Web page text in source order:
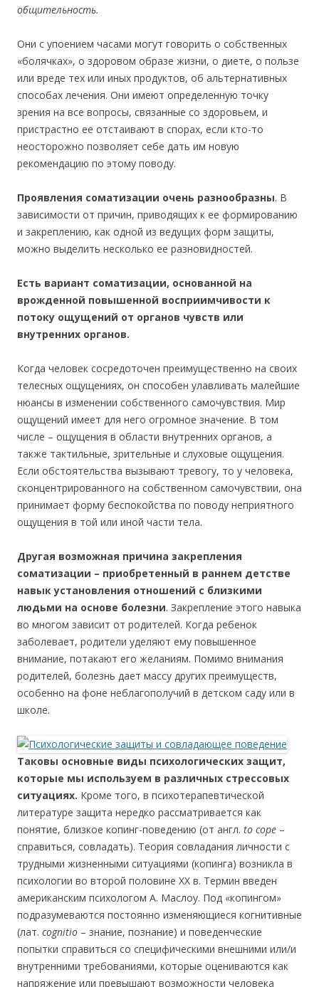
общительность.
Они с упоением часами могут говорить о собственных
«болячках», о здоровом образе жизни, о диете, о пользе
или вреде тех или иных продуктов, об альтернативных
способах лечения. Они имеют определенную точку
зрения на все вопросы, связанные со здоровьем, и
пристрастно ее отстаивают в спорах, если кто-то
неосторожно позволяет себе дать им новую
рекомендацию по этому поводу.
Проявления соматизации очень разнообразны. В
зависимости от причин, приводящих к ее формированию
и закреплению, как одной из ведущих форм защиты,
можно выделить несколько ее разновидностей.
Есть вариант соматизации, основанной на
врожденной повышенной восприимчивости к
потоку ощущений от органов чувств или
внутренних органов.
Когда человек сосредоточен преимущественно на своих
телесных ощущениях, он способен улавливать малейшие
нюансы в изменении собственного самочувствия. Мир
ощущений имеет для него огромное значение. В том
числе – ощущения в области внутренних органов, а
также тактильные, зрительные и слуховые ощущения.
Если обстоятельства вызывают тревогу, то у человека,
сконцентрированного на собственном самочувствии, она
принимает форму беспокойства по поводу неприятного
ощущения в той или иной части тела.
Другая возможная причина закрепления
соматизации – приобретенный в раннем детстве
навык установления отношений с близкими
людьми на основе болезни. Закрепление этого навыка
во многом зависит от родителей. Когда ребенок
заболевает, родители уделяют ему повышенное
внимание, потакают его желаниям. Помимо внимания
родителей, болезнь дает массу других преимуществ,
особенно на фоне неблагополучий в детском саду или в
школе.
Таковы основные виды психологических защит,
которые мы используем в различных стрессовых
ситуациях. Кроме того, в психотерапевтической
литературе защита нередко рассматривается как
понятие, близкое копинг-поведению (от англ. to cope –
справиться, совладать). Теория совладания личности с
трудными жизненными ситуациями (копинга) возникла в
психологии во второй половине ХХ в. Термин введен
американским психологом А. Маслоу. Под «копингом»
подразумеваются постоянно изменяющиеся когнитивные
(лат. сognitio – знание, познание) и поведенческие
попытки справиться со специфическими внешними или/и
внутренними требованиями, которые оцениваются как
напряжение или превышают возможности человека